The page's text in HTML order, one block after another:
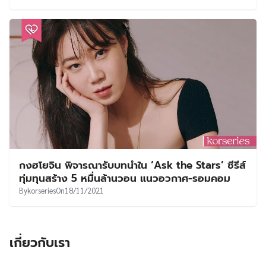
กงฮโยจิน พิจารณารับบทนำใน ‘Ask the Stars’ ซีรีส์
ทุ่มทุนสร้าง 5 หมื่นล้านวอน แนวอวกาศ-รอมคอม
BykorseriesOn18/11/2021
เกี่ยวกับเรา